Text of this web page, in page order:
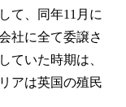
て、同年11月に
社に全て委譲さ
ていた時期は、
アは英国の殖民